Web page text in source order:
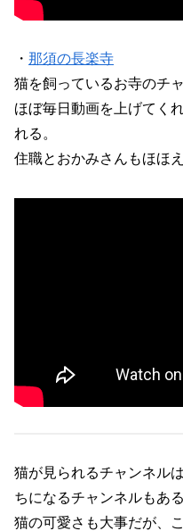
・ 那須の長楽寺
猫を飼っているお寺のチャ
ほぼ毎日動画を上げてく
れる。
住職とおかみさんもほほえ
猫が見られるチャンネル
ちになるチャンネルもある
猫の可愛さも大事だが、